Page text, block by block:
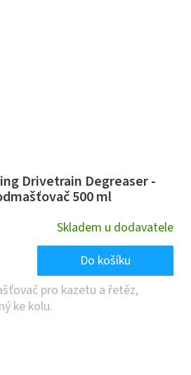
Drivetrain Degreaser -
500 ml
Skladem u dodavatele
Do košíku
pro kazetu a řetěz,
ke kolu.